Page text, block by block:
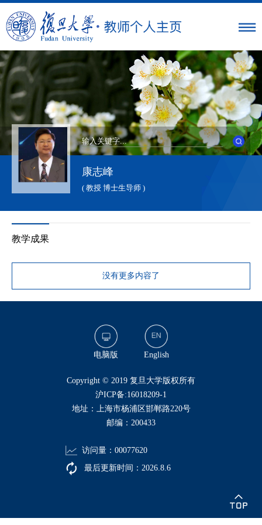
康志峰
( 教授 博士生导师 )
教学成果
没有更多内容了
电脑版 English
​Copyright © 2019 复旦大学版权所有
沪ICP备:16018209-1
地址：上海市杨浦区邯郸路220号
邮编：200433
访问量： 00077620
最后更新时间： 2026 8 6